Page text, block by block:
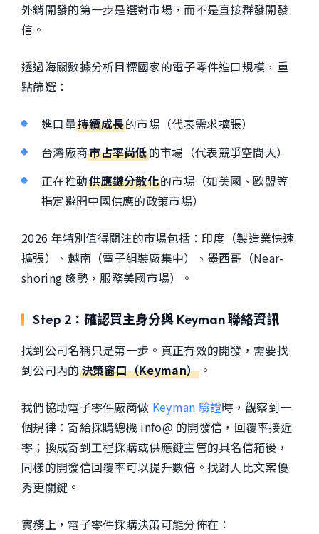
外銷開發的第一步是選對市場，而不是直接群發開發
信。
透過海關數據分析目標國家的電子零件進口規模，重
點篩選：
進口量持續成長的市場（代表需求擴張）
台灣廠商市占率尚低的市場（代表競爭空間大）
正在推動供應鏈分散化的市場（如美國、歐盟等
指定避開中國供應的政策市場）
2026 年特別值得關注的市場包括：印度（製造業快速
擴張）、越南（電子組裝廠集中）、墨西哥（Near-
shoring 趨勢，服務美國市場）。
Step 2：確認買主身分與 Keyman 聯絡資訊
找到公司名稱只是第一步。真正有效的開發，需要找
到公司內的決策窗口（Keyman） 。
我們協助電子零件廠商做 Keyman 驗證時，觀察到一
個規律：寄給採購總機 info@ 的開發信，回覆率接近
零；換成寄到工程採購或供應鏈主管的具名信箱後，
同樣的開發信回覆率可以提升數倍。找對人比文案優
秀更關鍵。
實務上，電子零件採購決策可能分佈在：